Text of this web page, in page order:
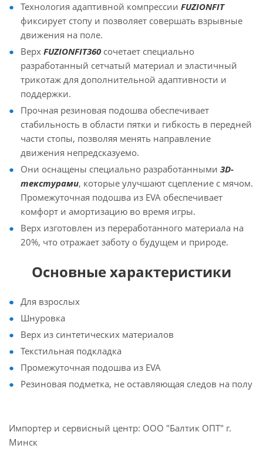
Технология адаптивной компрессии FUZIONFIT
фиксирует стопу и позволяет совершать взрывные
движения на поле.
Верх FUZIONFIT360 сочетает специально
разработанный сетчатый материал и эластичный
трикотаж для дополнительной адаптивности и
поддержки.
Прочная резиновая подошва обеспечивает
стабильность в области пятки и гибкость в передней
части стопы, позволяя менять направление
движения непредсказуемо.
Они оснащены специально разработанными 3D-
текстурами, которые улучшают сцепление с мячом.
Промежуточная подошва из EVA обеспечивает
комфорт и амортизацию во время игры.
Верх изготовлен из переработанного материала на
20%, что отражает заботу о будущем и природе.
Основные характеристики
Для взрослых
Шнуровка
Верх из синтетических материалов
Текстильная подкладка
Промежуточная подошва из EVA
Резиновая подметка, не оставляющая следов на полу
Импортер и сервисный центр: ООО "Балтик ОПТ" г.
Минск